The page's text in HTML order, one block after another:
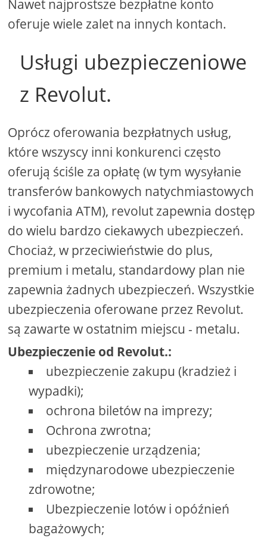
Nawet najprostsze bezpłatne konto
oferuje wiele zalet na innych kontach.
Usługi ubezpieczeniowe
z Revolut.
Oprócz oferowania bezpłatnych usług,
które wszyscy inni konkurenci często
oferują ściśle za opłatę (w tym wysyłanie
transferów bankowych natychmiastowych
i wycofania ATM), revolut zapewnia dostęp
do wielu bardzo ciekawych ubezpieczeń.
Chociaż, w przeciwieństwie do plus,
premium i metalu, standardowy plan nie
zapewnia żadnych ubezpieczeń. Wszystkie
ubezpieczenia oferowane przez Revolut.
są zawarte w ostatnim miejscu - metalu.
Ubezpieczenie od Revolut.:
ubezpieczenie zakupu (kradzież i
wypadki);
ochrona biletów na imprezy;
Ochrona zwrotna;
ubezpieczenie urządzenia;
międzynarodowe ubezpieczenie
zdrowotne;
Ubezpieczenie lotów i opóźnień
bagażowych;